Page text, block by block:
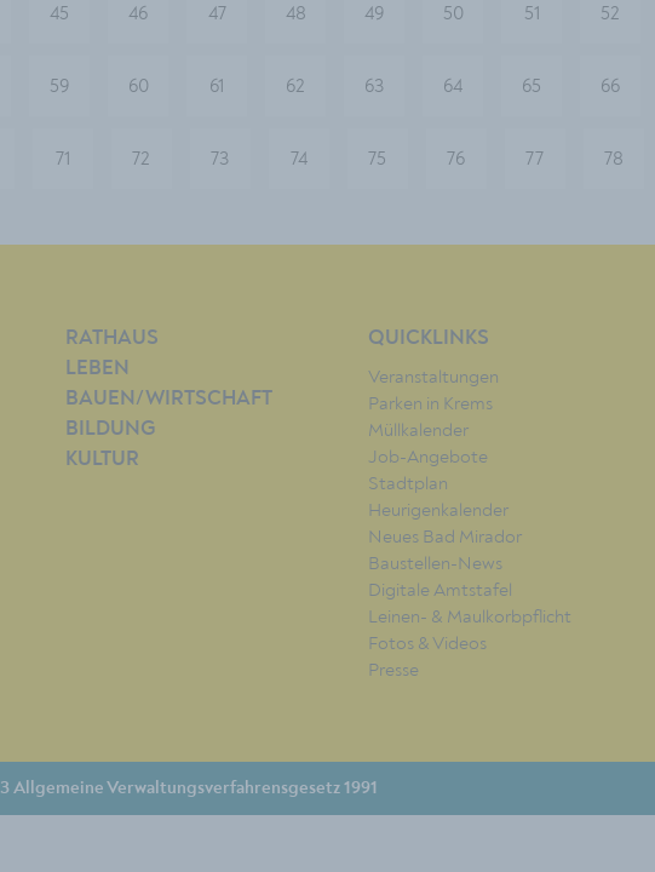
45 46 47 48 49 50 51 52
59 60 61 62 63 64 65 66
71 72 73 74 75 76 77 78
RATHAUS
LEBEN
BAUEN/WIRTSCHAFT
BILDUNG
KULTUR
QUICKLINKS
Veranstaltungen
Parken in Krems
Müllkalender
Job-Angebote
Stadtplan
Heurigenkalender
Neues Bad Mirador
Baustellen-News
Digitale Amtstafel
Leinen- & Maulkorbpflicht
Fotos & Videos
Presse
Allgemeine Verwaltungsverfahrensgesetz 1991